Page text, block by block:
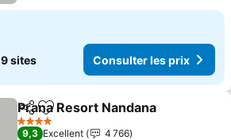
9 sites Consulter les prix
PartagerAjouter à mes favoris
Prana Resort Nandana
4 Étoiles
9,3 Excellent
4 766